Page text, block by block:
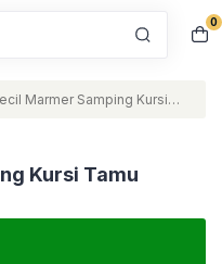
0
Marmer Samping Kursi
Kursi Tamu